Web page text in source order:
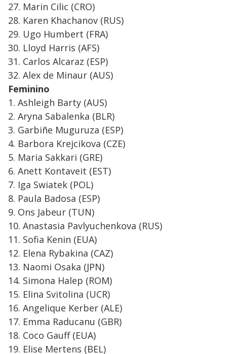
27. Marin Cilic (CRO)
28. Karen Khachanov (RUS)
29. Ugo Humbert (FRA)
30. Lloyd Harris (AFS)
31. Carlos Alcaraz (ESP)
32. Alex de Minaur (AUS)
Feminino
1. Ashleigh Barty (AUS)
2. Aryna Sabalenka (BLR)
3. Garbiñe Muguruza (ESP)
4. Barbora Krejcikova (CZE)
5. Maria Sakkari (GRE)
6. Anett Kontaveit (EST)
7. Iga Swiatek (POL)
8. Paula Badosa (ESP)
9. Ons Jabeur (TUN)
10. Anastasia Pavlyuchenkova (RUS)
11. Sofia Kenin (EUA)
12. Elena Rybakina (CAZ)
13. Naomi Osaka (JPN)
14. Simona Halep (ROM)
15. Elina Svitolina (UCR)
16. Angelique Kerber (ALE)
17. Emma Raducanu (GBR)
18. Coco Gauff (EUA)
19. Elise Mertens (BEL)